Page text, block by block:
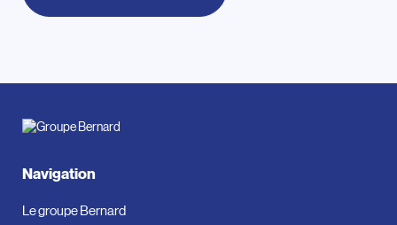
Navigation
Le groupe Bernard